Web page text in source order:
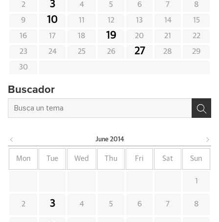
2 3 4 5 6 7 8
9 10 11 12 13 14 15
16 17 18 19 20 21 22
23 24 25 26 27 28 29
30
Buscador
June 2014
Mon Tue Wed Thu Fri Sat Sun
1
2 3 4 5 6 7 8